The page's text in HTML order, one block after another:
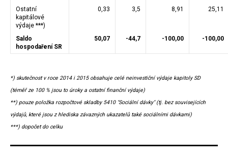
Ostatní
kapitálové
výdaje ***)
0,33 3,5 8,91 25,11
Saldo
hospodaření SR
50,07 -44,7 -100,00 -100,00
*) skutečnost v roce 2014 i 2015 obsahuje celé neinvestiční výdaje kapitoly SD
(téměř ze 100 % jsou to úroky a ostatní finanční výdaje)
**) pouze položka rozpočtové skladby 5410 "Sociální dávky" (tj. bez souvisejících
výdajů, které jsou z hlediska závazných ukazatelů také sociálními dávkami)
***) dopočet do celku